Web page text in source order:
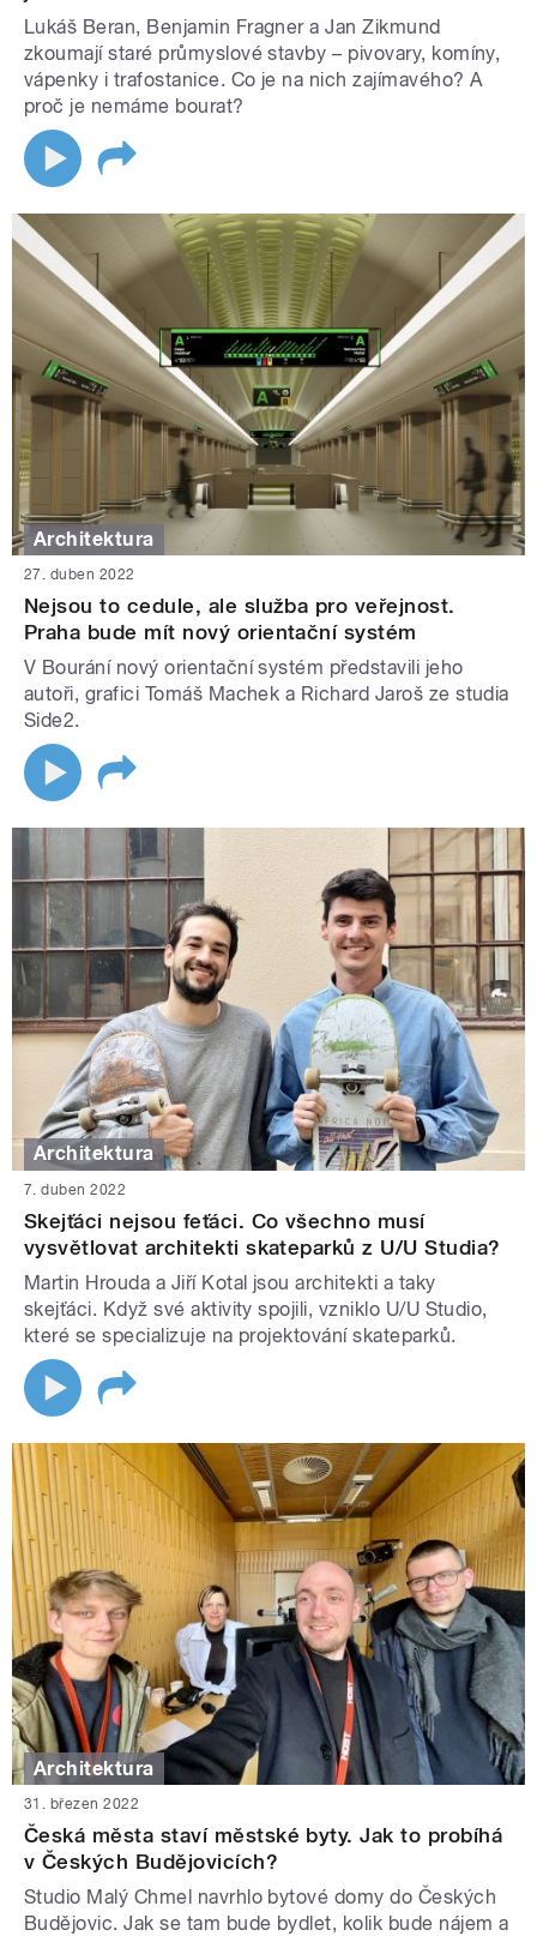
Lukáš Beran, Benjamin Fragner a Jan Zikmund
zkoumají staré průmyslové stavby –⁠ pivovary, komíny,
vápenky i trafostanice. Co je na nich zajímavého? A
proč je nemáme bourat?
Architektura
27. duben 2022
Nejsou to cedule, ale služba pro veřejnost.
Praha bude mít nový orientační systém
V Bourání nový orientační systém představili jeho
autoři, grafici Tomáš Machek a Richard Jaroš ze studia
Side2.
Architektura
7. duben 2022
Skejťáci nejsou feťáci. Co všechno musí
vysvětlovat architekti skateparků z U/U Studia?
Martin Hrouda a Jiří Kotal jsou architekti a taky
skejťáci. Když své aktivity spojili, vzniklo U/U Studio,
které se specializuje na projektování skateparků.
Architektura
31. březen 2022
Česká města staví městské byty. Jak to probíhá
v Českých Budějovicích?
Studio Malý Chmel navrhlo bytové domy do Českých
Budějovic. Jak se tam bude bydlet, kolik bude nájem a